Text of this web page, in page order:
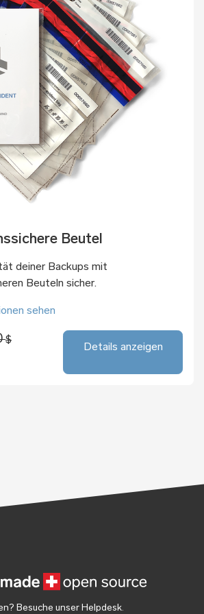
Beutel
deiner Backups mit
Beuteln sicher.
sehen
$
Details anzeigen
Besuche unser Helpdesk.